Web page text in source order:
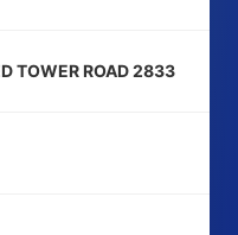
TOWER ROAD 2833